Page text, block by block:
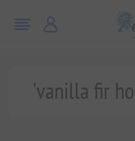
'vanilla fir